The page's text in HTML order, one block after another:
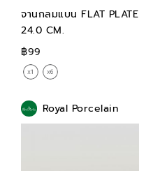
จานกลมแบน FLAT PLATE
24.0 CM.
฿99
Royal Porcelain